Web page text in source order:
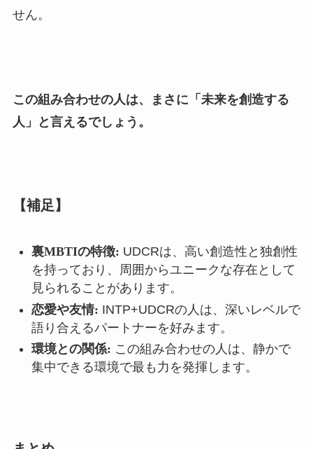
せん。
この組み合わせの人は、まさに「未来を創造する
人」と言えるでしょう。
【補足】
裏MBTIの特徴: UDCRは、高い創造性と独創性
を持っており、周囲からユニークな存在として
見られることがあります。
恋愛や友情: INTP+UDCRの人は、深いレベルで
語り合えるパートナーを好みます。
環境との関係: この組み合わせの人は、静かで
集中できる環境で最も力を発揮します。